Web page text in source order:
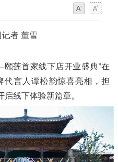
记者 董雪
莲首家线下店开业盛典”在
代言人谭松韵惊喜亮相，担
启线下体验新篇章。